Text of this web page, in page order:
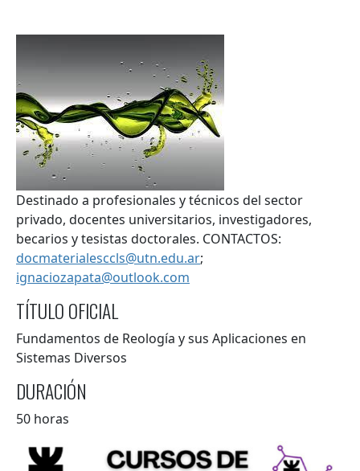
Resumen
Destinado a profesionales y técnicos del sector
privado, docentes universitarios, investigadores,
becarios y tesistas doctorales. CONTACTOS:
docmaterialesccls@utn.edu.ar;
ignaciozapata@outlook.com
TÍTULO OFICIAL
Fundamentos de Reología y sus Aplicaciones en
Sistemas Diversos
DURACIÓN
50 horas
Flyer